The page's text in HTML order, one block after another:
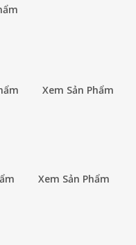
Xem Sản Phẩm
Xem Sản Phẩm